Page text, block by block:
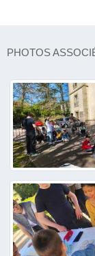
PHOTOS